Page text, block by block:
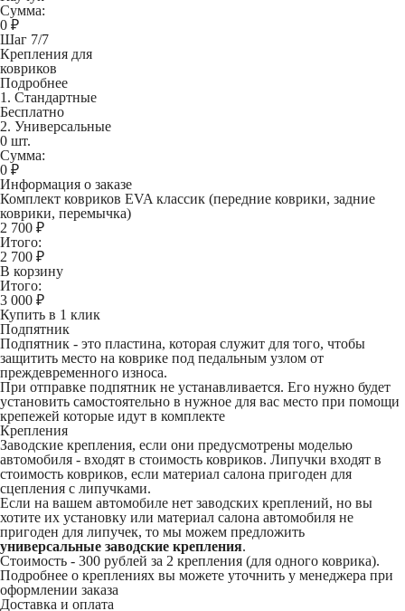
Сумма:
0 ₽
Шаг 7/7
Крепления для
ковриков
Подробнее
1. Стандартные
Бесплатно
2. Универсальные
0 шт.
Сумма:
0 ₽
Информация о заказе
Комплект ковриков EVA классик (передние коврики, задние
коврики, перемычка)
2 700 ₽
Итого:
2 700 ₽
В корзину
Итого:
3 000 ₽
Купить в 1 клик
Подпятник
Подпятник - это пластина, которая служит для того, чтобы
защитить место на коврике под педальным узлом от
преждевременного износа.
При отправке подпятник не устанавливается. Его нужно будет
установить самостоятельно в нужное для вас место при помощи
крепежей которые идут в комплекте
Крепления
Заводские крепления, если они предусмотрены моделью
автомобиля - входят в стоимость ковриков. Липучки входят в
стоимость ковриков, если материал салона пригоден для
сцепления с липучками.
Если на вашем автомобиле нет заводских креплений, но вы
хотите их установку или материал салона автомобиля не
пригоден для липучек, то мы можем предложить
универсальные заводские крепления.
Стоимость - 300 рублей за 2 крепления (для одного коврика).
Подробнее о креплениях вы можете уточнить у менеджера при
оформлении заказа
Доставка и оплата